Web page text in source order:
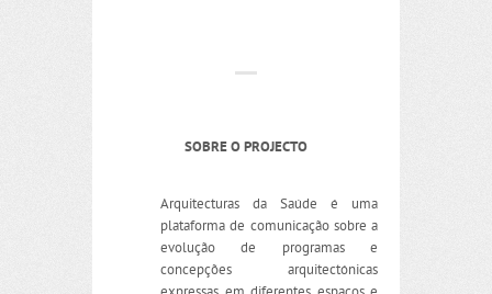
SOBRE O PROJECTO
Arquitecturas da Saúde é uma
plataforma de comunicação sobre a
evolução de programas e
concepções arquitectónicas